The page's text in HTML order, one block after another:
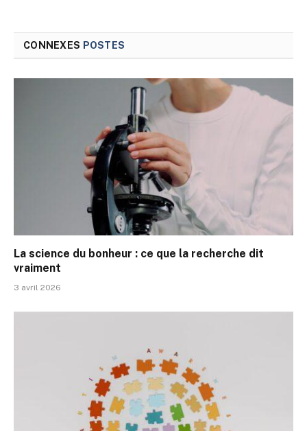
CONNEXES POSTES
La science du bonheur : ce que la recherche dit
vraiment
3 avril 2026